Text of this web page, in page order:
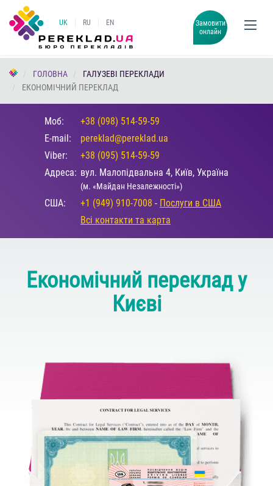
UK RU EN
Замовити
онлайн
ГОЛОВНА
ГАЛУЗЕВІ ПЕРЕКЛАДИ
ЕКОНОМІЧНИЙ ПЕРЕКЛАД
Моб:
+38 (098) 514-59-59
E-mail:
pereklad@pereklad.ua
Viber:
+38 (095) 514-59-59
Адреса: вул. Малопідвальна 4, Київ, Україна
(м. «Майдан Незалежності»)
США: +1 (949) 910-7008 - Послуги в США
Всі контакти та карта
Економічний переклад у
Києві